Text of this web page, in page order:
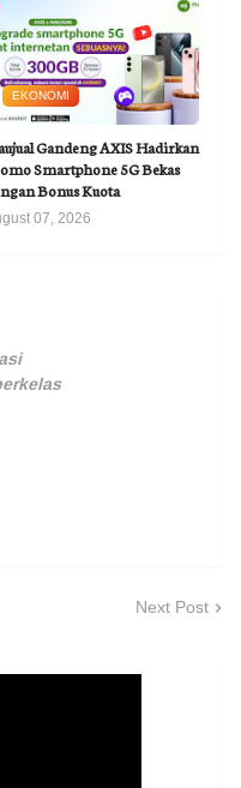
EKONOMI
Gandeng AXIS Hadirkan
Smartphone 5G Bekas
Bonus Kuota
07, 2026
Next Post